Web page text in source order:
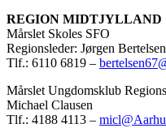
REGION MIDTJYLLAND
Mårslet Skoles SFO
Regionsleder: Jørgen
Tlf.: 6110 6819 –
Mårslet Ungdomsklub
Michael Clausen
Tlf.: 4188 4113 –